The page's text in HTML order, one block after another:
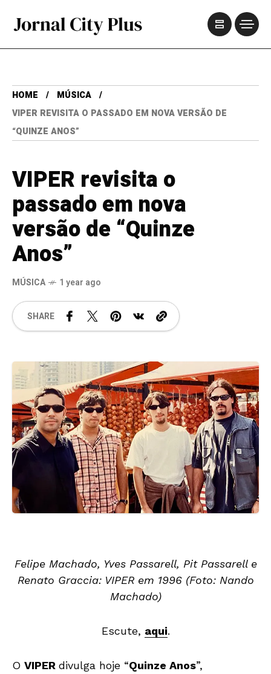
HOME
MÚSICA
VIPER REVISITA O PASSADO EM NOVA VERSÃO DE
“QUINZE ANOS”
VIPER revisita o
passado em nova
versão de “Quinze
Anos”
MÚSICA 1 year ago
SHARE
Felipe Machado, Yves Passarell, Pit Passarell e
Renato Graccia: VIPER em 1996 (Foto: Nando
Machado)
Escute, aqui.
O VIPER divulga hoje “Quinze Anos”,